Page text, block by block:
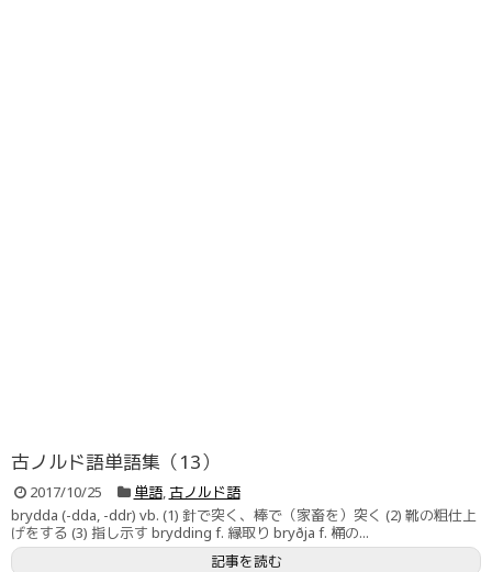
古ノルド語単語集（13）
2017/10/25 単語, 古ノルド語
brydda (-dda, -ddr) vb. (1) 針で突く、棒で（家畜を）突く (2) 靴の粗仕上
げをする (3) 指し示す brydding f. 縁取り bryðja f. 桶の...
記事を読む